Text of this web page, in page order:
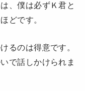
、僕は必ずＫ君と
どです。
るのは得意です。
で話しかけられま